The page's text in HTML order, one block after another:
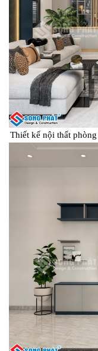
Thiết kế nội thất